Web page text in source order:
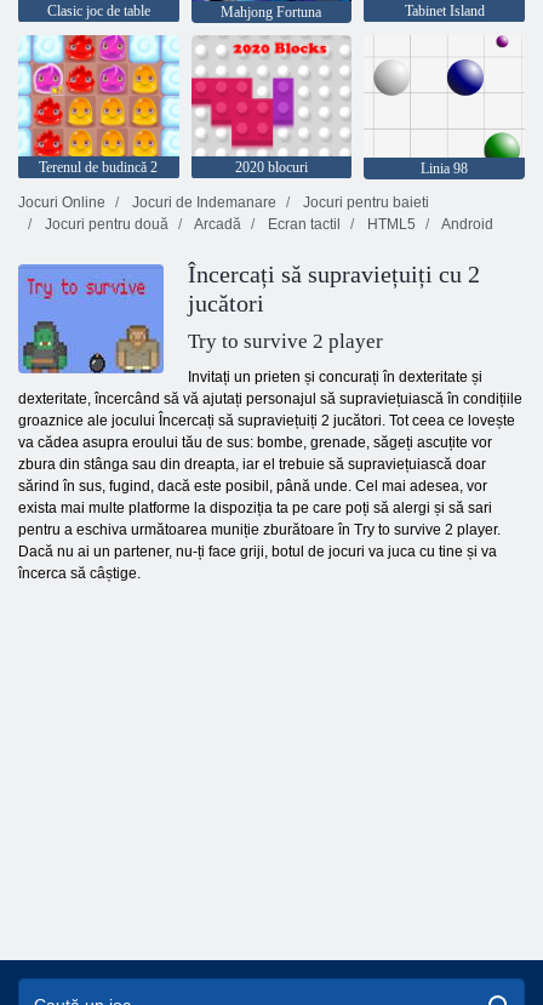
Clasic joc de table Mahjong Fortuna Tabinet Island
Terenul de budincă 2 2020 blocuri
Linia 98
Jocuri Online
Jocuri de Indemanare
Jocuri pentru baieti
Jocuri pentru două
Arcadă Ecran tactil HTML5 Android
Încercați să supraviețuiți cu 2
jucători
Try to survive 2 player
Invitați un prieten și concurați în dexteritate și
dexteritate, încercând să vă ajutați personajul să supraviețuiască în condițiile
groaznice ale jocului Încercați să supraviețuiți 2 jucători. Tot ceea ce lovește
va cădea asupra eroului tău de sus: bombe, grenade, săgeți ascuțite vor
zbura din stânga sau din dreapta, iar el trebuie să supraviețuiască doar
sărind în sus, fugind, dacă este posibil, până unde. Cel mai adesea, vor
exista mai multe platforme la dispoziția ta pe care poți să alergi și să sari
pentru a eschiva următoarea muniție zburătoare în Try to survive 2 player.
Dacă nu ai un partener, nu-ți face griji, botul de jocuri va juca cu tine și va
încerca să câștige.